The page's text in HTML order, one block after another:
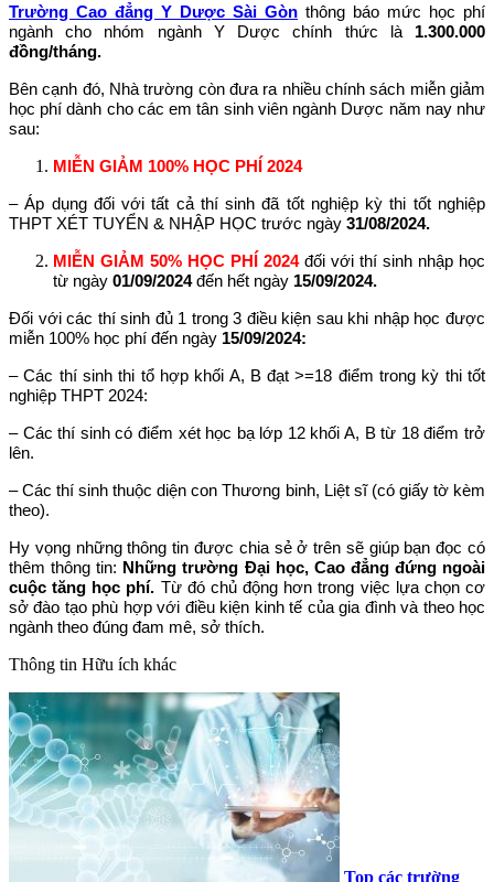
Trường Cao đẳng Y Dược Sài Gòn thông báo mức học phí
ngành cho nhóm ngành Y Dược chính thức là 1.300.000
đồng/tháng.
Bên cạnh đó, Nhà trường còn đưa ra nhiều chính sách miễn giảm
học phí dành cho các em tân sinh viên ngành Dược năm nay như
sau:
MIỄN GIẢM 100% HỌC PHÍ 2024
– Áp dụng đối với tất cả thí sinh đã tốt nghiệp kỳ thi tốt nghiệp
THPT XÉT TUYỂN & NHẬP HỌC trước ngày 31/08/2024.
MIỄN GIẢM 50% HỌC PHÍ 2024đối với thí sinh nhập học
từ ngày 01/09/2024đến hết ngày 15/09/2024.
Đối với các thí sinh đủ 1 trong 3 điều kiện sau khi nhập học được
miễn 100% học phí đến ngày 15/09/2024:
– Các thí sinh thi tổ hợp khối A, B đạt >=18 điểm trong kỳ thi tốt
nghiệp THPT 2024:
– Các thí sinh có điểm xét học bạ lớp 12 khối A, B từ 18 điểm trở
lên.
– Các thí sinh thuộc diện con Thương binh, Liệt sĩ (có giấy tờ kèm
theo).
Hy vọng những thông tin được chia sẻ ở trên sẽ giúp bạn đọc có
thêm thông tin: Những trường Đại học, Cao đẳng đứng ngoài
cuộc tăng học phí. Từ đó chủ động hơn trong việc lựa chọn cơ
sở đào tạo phù hợp với điều kiện kinh tế của gia đình và theo học
ngành theo đúng đam mê, sở thích.
Thông tin Hữu ích khác
Top các trường